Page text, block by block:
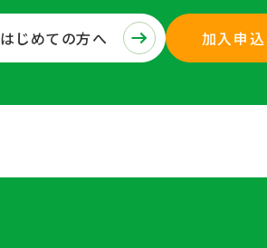
はじめての方へ 加入申込